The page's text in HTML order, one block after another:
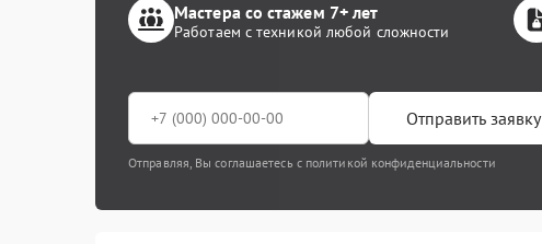
Мастера со стажем 7+ лет
Работаем с техникой любой сложности
Отправить заявку
Отправляя, Вы соглашаетесь с политикой конфиденциальности